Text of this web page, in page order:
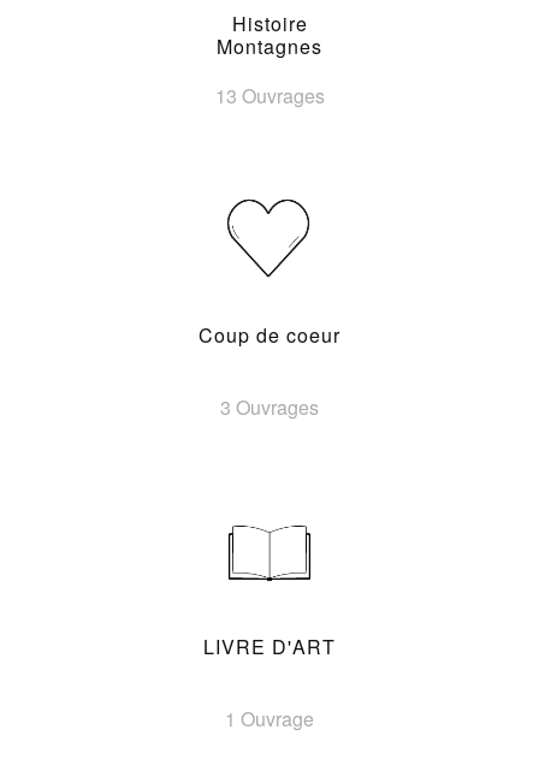
Histoire
Montagnes
13 Ouvrages
Coup de coeur
3 Ouvrages
LIVRE D'ART
1 Ouvrage